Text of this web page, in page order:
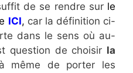
de se rendre surle
ICI, car la définition ci-
dans le sens où au-
question de choisir la
même de porter les